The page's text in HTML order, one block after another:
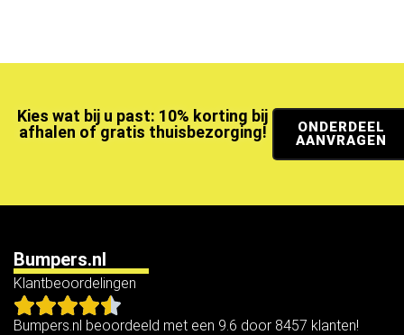
Kies wat bij u past: 10% korting bij
afhalen of gratis thuisbezorging!
ONDERDEEL
AANVRAGEN
Bumpers.nl
Klantbeoordelingen
Bumpers.nl beoordeeld met een 9.6 door 8457 klanten!